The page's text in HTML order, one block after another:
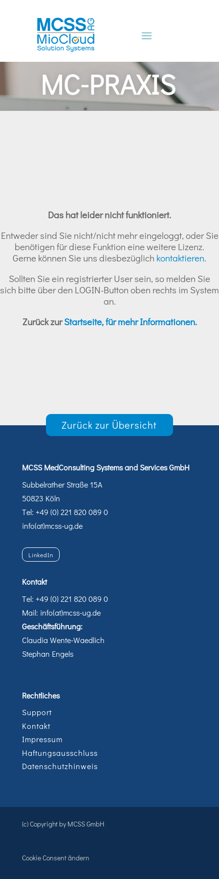
Das hat leider nicht funktioniert.
Entweder sind Sie nicht/nicht mehr eingeloggt, oder Sie
benötigen für diese Funktion eine weitere Lizenz.
Gerne können Sie uns diesbezüglich kontaktieren.
Sollten Sie ein registrierter User sein, so melden Sie
sich bitte über den LOGIN-Button oben rechts im System
an.
Zurück zurStartseite, für mehr Informationen.
Zurück zur Übersicht
MCSS MedConsulting Systems and Services GmbH
Subbelrather Straße 15A
50823 Köln
Tel: +49 (0) 221 820 089 0
info(at)mcss-ug.de
LinkedIn
Kontakt
Tel: +49 (0) 221 820 089 0
Mail: info(at)mcss-ug.de
Geschäftsführung:
Claudia Wente-Waedlich
Stephan Engels
Rechtliches
Support
Kontakt
Impressum
Haftungsausschluss
Datenschutzhinweis
(c) Copyright by MCSS GmbH
Cookie Consent ändern